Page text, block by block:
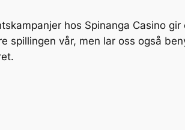
hos Spinanga Casino
spillingen vår, men lar oss også